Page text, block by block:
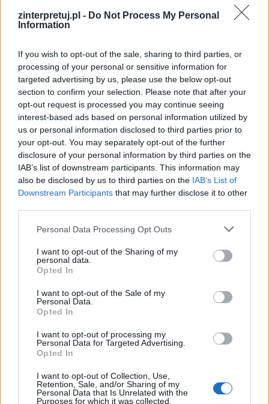
zinterpretuj.pl - Do Not Process My Personal
Information
If you wish to opt-out of the sale, sharing to third parties, or
processing of your personal or sensitive information for
targeted advertising by us, please use the below opt-out
section to confirm your selection. Please note that after your
opt-out request is processed you may continue seeing
interest-based ads based on personal information utilized by
us or personal information disclosed to third parties prior to
your opt-out. You may separately opt-out of the further
disclosure of your personal information by third parties on the
IAB’s list of downstream participants. This information may
also be disclosed by us to third parties on the IAB’s List of
Downstream Participants that may further disclose it to other
Personal Data Processing Opt Outs
I want to opt-out of the Sharing of my
personal data.
Opted In
I want to opt-out of the Sale of my
Personal Data.
Opted In
I want to opt-out of processing my
Personal Data for Targeted Advertising.
Opted In
I want to opt-out of Collection, Use,
Retention, Sale, and/or Sharing of my
Personal Data that Is Unrelated with the
Purposes for which it was collected.
Poziom moralny przypowieści dotyczy
mechanizmu przebaczenia. Ojciec kocha
swojego młodszego syna tak bardzo, że oddaje
mu część majątku, która na niego przypada, a
kiedy ten trwoni całe bogactwo i wraca
skruszony, ojciec przebacza mu od razu. Więcej
– przebaczenie wiąże się w tym przypadku z
ogromną radością – ojciec każe wyprawić wielką
ucztę na cześć skruszonego syna. Zachowanie
to spotyka się z niezrozumieniem i pretensją
starszego syna – nie jest on w stanie pojąć
ogromu miłosierdzia, którym ojciec obdarzył
syna marnotrawnego. Jest to dla czytelnika
ścieżką nawet wówczas, gdy przekracza ono
możliwości naszego rozumienia. Nie
przypadkowo przypowieść ta jest również
nazywanaPrzypowieścią o miłosiernym
czyni ojca, a głównym jej tematem, właśnie
przebaczenie.